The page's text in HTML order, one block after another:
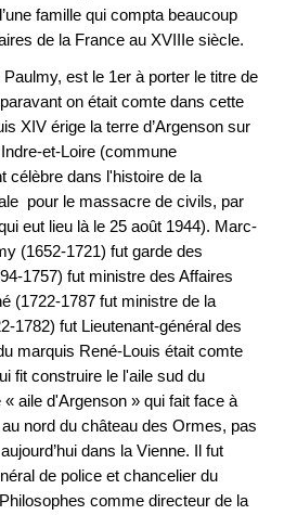
famille qui compta beaucoup
de la France au XVIIIe siècle.
est le 1er à porter le titre de
on était comte dans cette
XIV érige la terre d’Argenson sur
et-Loire (commune
célèbre dans l'histoire de la
pour le massacre de civils, par
eut lieu là le 25 août 1944). Marc-
(1652-1721) fut garde des
1757) fut ministre des Affaires
(1722-1787 fut ministre de la
1782) fut Lieutenant-général des
marquis René-Louis était comte
fit construire le l'aile sud du
aile d'Argenson » qui fait face à
nord du château des Ormes, pas
dans la Vienne. Il fut
de police et chancelier du
comme directeur de la